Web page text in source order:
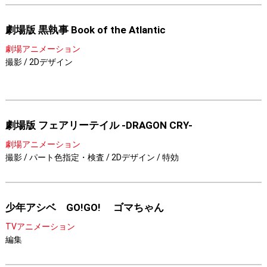
劇場版 黒執事 Book of the Atlantic
劇場アニメーション
撮影 / 2Dデザイン
劇場版 フェアリーテイル -DRAGON CRY-
劇場アニメーション
撮影 / パート色指定・検査 / 2Dデザイン / 特効
少年アシベ GO!GO! ゴマちゃん
TVアニメーション
編集